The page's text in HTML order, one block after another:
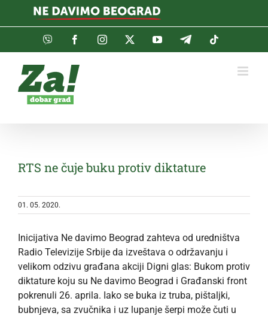
Viber FacebookInstagramTwitterYouTubeTelegram
RTS ne čuje buku protiv diktature
01. 05. 2020.
Inicijativa Ne davimo Beograd zahteva od uredništva
Radio Televizije Srbije da izveštava o održavanju i
velikom odzivu građana akciji Digni glas: Bukom protiv
diktature koju su Ne davimo Beograd i Građanski front
pokrenuli 26. aprila. Iako se buka iz truba, pištaljki,
bubnjeva, sa zvučnika i uz lupanje šerpi može čuti u